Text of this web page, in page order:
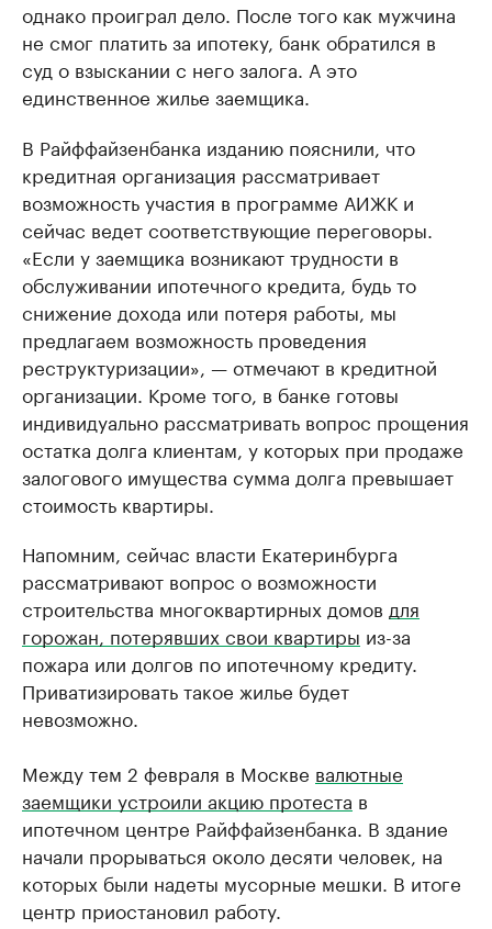
однако проиграл дело. После того как мужчина
не смог платить за ипотеку, банк обратился в
суд о взыскании с него залога. А это
единственное жилье заемщика.
В Райффайзенбанка изданию пояснили, что
кредитная организация рассматривает
возможность участия в программе АИЖК и
сейчас ведет соответствующие переговоры.
«Если у заемщика возникают трудности в
обслуживании ипотечного кредита, будь то
снижение дохода или потеря работы, мы
предлагаем возможность проведения
реструктуризации», — отмечают в кредитной
организации. Кроме того, в банке готовы
индивидуально рассматривать вопрос прощения
остатка долга клиентам, у которых при продаже
залогового имущества сумма долга превышает
стоимость квартиры.
Напомним, сейчас власти Екатеринбурга
рассматривают вопрос о возможности
строительства многоквартирных домов для
горожан, потерявших свои квартиры из-за
пожара или долгов по ипотечному кредиту.
Приватизировать такое жилье будет
невозможно.
Между тем 2 февраля в Москве валютные
заемщики устроили акцию протеста в
ипотечном центре Райффайзенбанка. В здание
начали прорываться около десяти человек, на
которых были надеты мусорные мешки. В итоге
центр приостановил работу.